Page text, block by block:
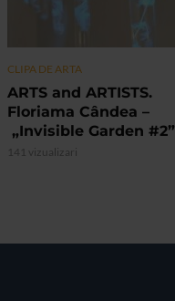
CLIPA DE ARTA
ARTS and ARTISTS.
Floriama Cândea –
„Invisible Garden #2”
141 vizualizari